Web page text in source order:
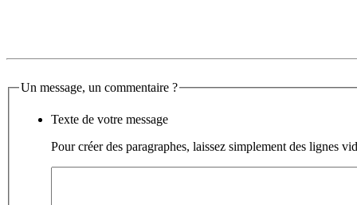
Un message, un commentaire ?
Texte de votre message
Pour créer des paragraphes, laissez simplement des lignes